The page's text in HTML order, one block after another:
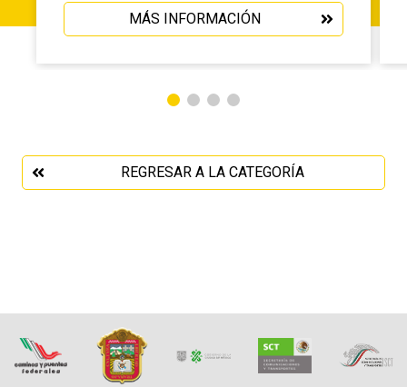
MÁS INFORMACIÓN
REGRESAR A LA CATEGORÍA